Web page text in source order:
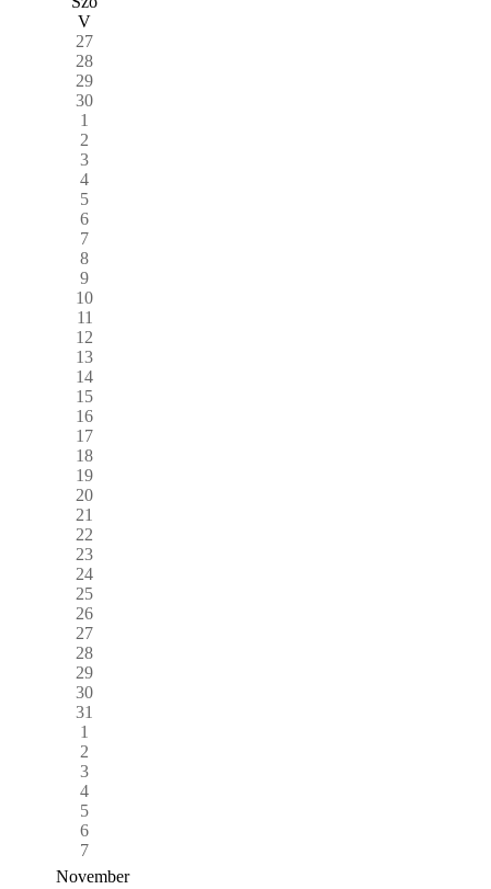
V
27
28
29
30
1
2
3
4
5
6
7
8
9
10
11
12
13
14
15
16
17
18
19
20
21
22
23
24
25
26
27
28
29
30
31
1
2
3
4
5
6
7
November